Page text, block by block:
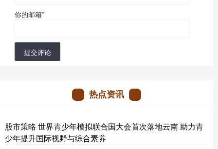
你的邮箱*
提交评论
热点资讯
股市策略 世界青少年模拟联合国大会首次落地云南 助力青
少年提升国际视野与综合素养